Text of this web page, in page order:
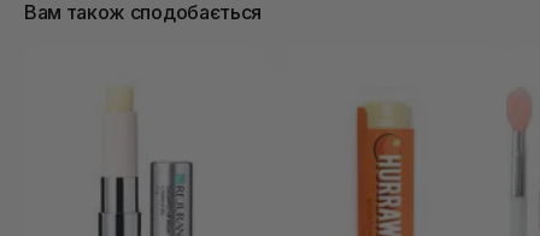
Вам також сподобається